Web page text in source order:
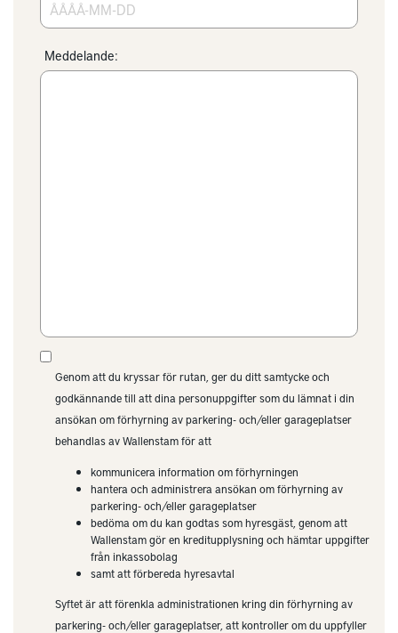
Meddelande:
Genom att du kryssar för rutan, ger du ditt samtycke och
godkännande till att dina personuppgifter som du lämnat i din
ansökan om förhyrning av parkering- och/eller garageplatser
behandlas av Wallenstam för att
kommunicera information om förhyrningen
hantera och administrera ansökan om förhyrning av
parkering- och/eller garageplatser
bedöma om du kan godtas som hyresgäst, genom att
Wallenstam gör en kreditupplysning och hämtar uppgifter
från inkassobolag
samt att förbereda hyresavtal
Syftet är att förenkla administrationen kring din förhyrning av
parkering- och/eller garageplatser, att kontroller om du uppfyller